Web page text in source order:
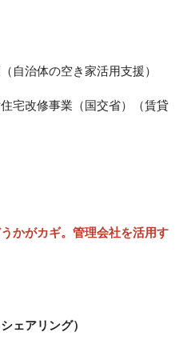
自治体の空き家活用支援）
宅改修事業（国交省）（賃貸
かがカギ。管理会社を活用す
ェアリング）